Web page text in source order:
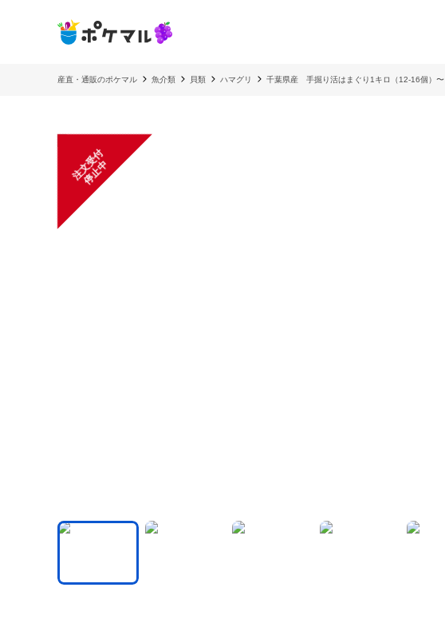
産直・通販のポケマル 魚介類 貝類 ハマグリ 千葉県産 手掘り活はまぐり1キロ（12-16個）〜
注
文
受
付
停
止
中